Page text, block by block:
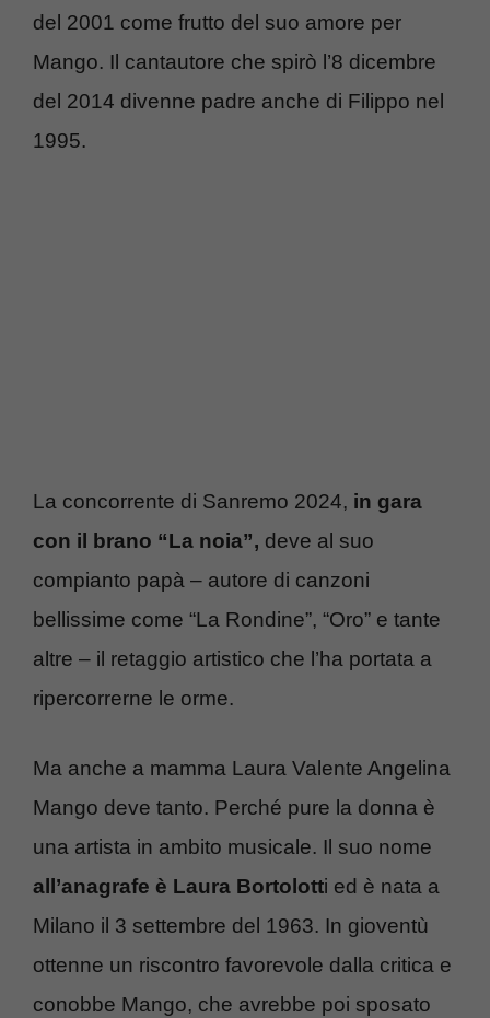
del 2001 come frutto del suo amore per
Mango. Il cantautore che spirò l’8 dicembre
del 2014 divenne padre anche di Filippo nel
1995.
La concorrente di Sanremo 2024, in gara
con il brano “La noia”, deve al suo
compianto papà – autore di canzoni
bellissime come “La Rondine”, “Oro” e tante
altre – il retaggio artistico che l’ha portata a
ripercorrerne le orme.
Ma anche a mamma Laura Valente Angelina
Mango deve tanto. Perché pure la donna è
una artista in ambito musicale. Il suo nome
all’anagrafe è Laura Bortolotti ed è nata a
Milano il 3 settembre del 1963. In gioventù
ottenne un riscontro favorevole dalla critica e
conobbe Mango, che avrebbe poi sposato